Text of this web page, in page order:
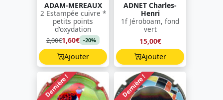
ADAM-MEREAUX
2 Estampée cuivre *
petits points
d'oxydation
2,00€1,60€ -20%
Ajouter
ADNET Charles-
Henri
1f Jéroboam, fond
vert
15,00€
Ajouter
Dernière ! Dernière !